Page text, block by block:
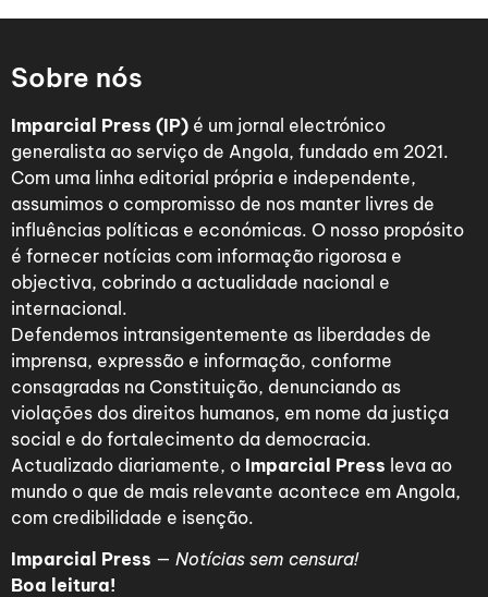
Sobre nós
Imparcial Press (IP) é um jornal electrónico
generalista ao serviço de Angola, fundado em 2021.
Com uma linha editorial própria e independente,
assumimos o compromisso de nos manter livres de
influências políticas e económicas. O nosso propósito
é fornecer notícias com informação rigorosa e
objectiva, cobrindo a actualidade nacional e
internacional.
Defendemos intransigentemente as liberdades de
imprensa, expressão e informação, conforme
consagradas na Constituição, denunciando as
violações dos direitos humanos, em nome da justiça
social e do fortalecimento da democracia.
Actualizado diariamente, o Imparcial Press leva ao
mundo o que de mais relevante acontece em Angola,
com credibilidade e isenção.
Imparcial Press — Notícias sem censura!
Boa leitura!